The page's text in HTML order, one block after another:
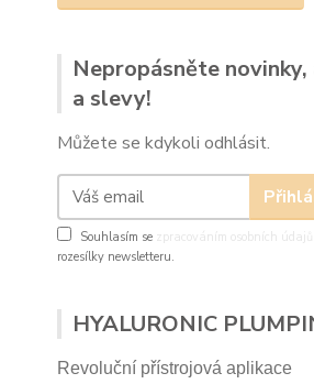
Nepropásněte novinky,
a slevy!
Můžete se kdykoli odhlásit.
Souhlasím se zpracováním osobních údajů
rozesílky newsletteru.
HYALURONIC
Revoluční přístrojová aplikace